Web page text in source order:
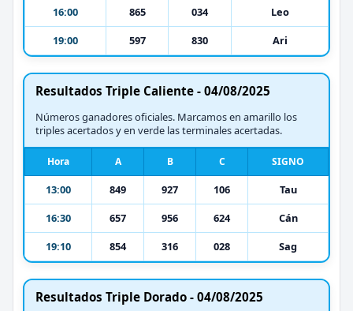
16:00
865 034
Leo
19:00
597 830 Ari
Resultados Triple Caliente - 04/08/2025
Números ganadores oficiales. Marcamos en amarillo los
triples acertados y en verde las terminales acertadas.
Hora A B C SIGNO
13:00 849 927 106
Tau
16:30
657 956 624
Cán
19:10
854 316 028 Sag
Resultados Triple Dorado - 04/08/2025